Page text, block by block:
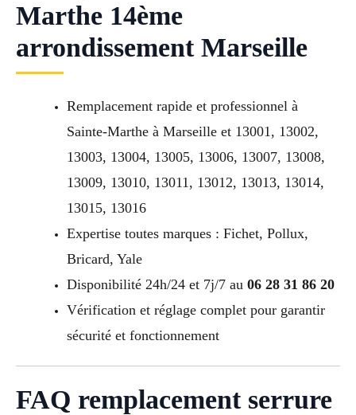
Marthe 14ème
arrondissement Marseille
Remplacement rapide et professionnel à
Sainte-Marthe à Marseille et 13001, 13002,
13003, 13004, 13005, 13006, 13007, 13008,
13009, 13010, 13011, 13012, 13013, 13014,
13015, 13016
Expertise toutes marques : Fichet, Pollux,
Bricard, Yale
Disponibilité 24h/24 et 7j/7 au 06 28 31 86 20
Vérification et réglage complet pour garantir
sécurité et fonctionnement
FAQ remplacement serrure